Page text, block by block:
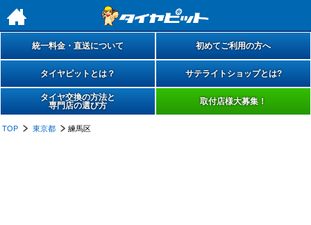
h
統一料金・直送について 初めてご利用の方へ
タイヤピットとは？ サテライトショップとは?
タイヤ交換の方法と
専門店の選び方
取付店様大募集！
TOP 東京都 練馬区